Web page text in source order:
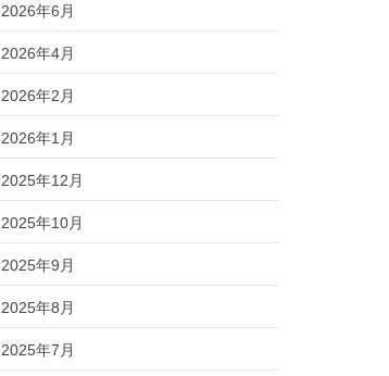
2026年6月
2026年4月
2026年2月
2026年1月
2025年12月
2025年10月
2025年9月
2025年8月
2025年7月